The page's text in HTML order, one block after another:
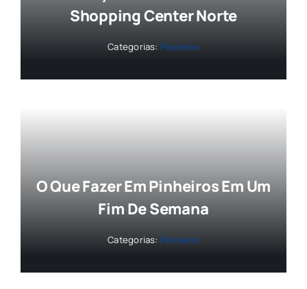
Shopping Center Norte
Categorias: Passeios
O Que Fazer Em Pinheiros Em Um
Fim De Semana
Categorias: Passeios